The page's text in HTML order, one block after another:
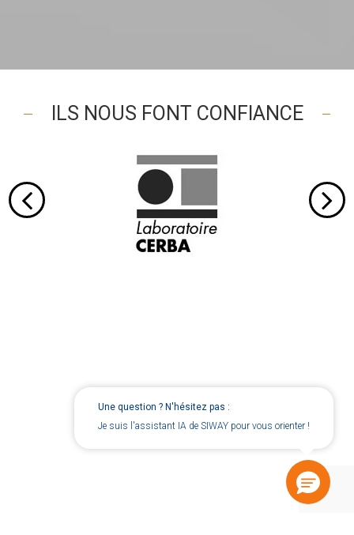
ILS NOUS FONT CONFIANCE
Une question ? N'hésitez pas :
Je suis l'assistant IA de SIWAY pour vous orienter !